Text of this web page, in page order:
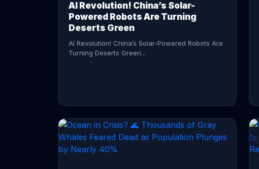
AI Revolution! China’s Solar-
Powered Robots Are Turning
Deserts Green
AI Revolution! China’s Solar-Powered Robots Are
Turning Deserts Green...